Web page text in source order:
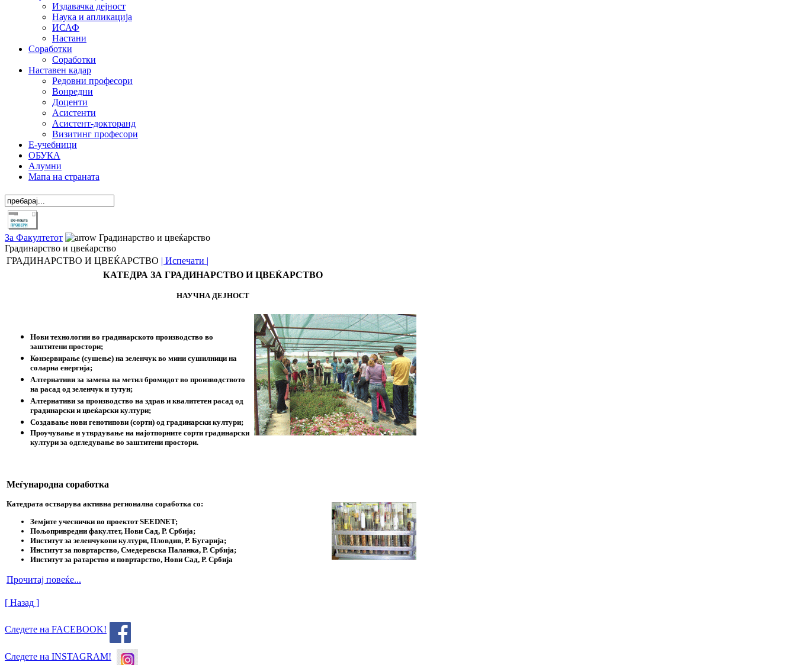
Издавачка дејност
Наука и апликација
ИСАФ
Настани
Соработки
Соработки
Наставен кадар
Редовни професори
Вонредни
Доценти
Асистенти
Асистент-докторанд
Визитинг професори
Е-учебници
ОБУКА
Алумни
Мапа на страната
За Факултетот
Градинарство и цвеќарство
Градинарство и цвеќарство
ГРАДИНАРСТВО И ЦВЕЌАРСТВО | Испечати |
КАТЕДРА ЗА ГРАДИНАРСТВО И ЦВЕЌАРСТВО
НАУЧНА ДЕЈНОСТ
Нови технологии во градинарското производство во
заштитени простори;
Конзервирање (сушење) на зеленчук во мини сушилници на
соларна енергија;
Алтернативи за замена на метил бромидот во производството
на расад од зеленчук и тутун;
Алтернативи за производство на здрав и квалитетен расад од
градинарски и цвеќарски култури;
Создавање нови генотипови (сорти) од градинарски култури;
Проучување и утврдување на најотпорните сорти градинарски
култури за одгледување во заштитени простори.
Меѓународна соработка
Катедрата остварува активна регионална соработка со:
Земјите учеснички во проектот SEEDNET;
Пољопривредни факултет, Нови Сад, Р. Србија;
Институт за зеленчукови култури, Пловдив, Р. Бугарија;
Институт за повртарство, Смедеревска Паланка, Р. Србија;
Институт за ратарство и повртарство, Нови Сад, Р. Србија
Прочитај повеќе...
[ Назад ]
Следете на FACEBOOK!
Следете на INSTAGRAM!